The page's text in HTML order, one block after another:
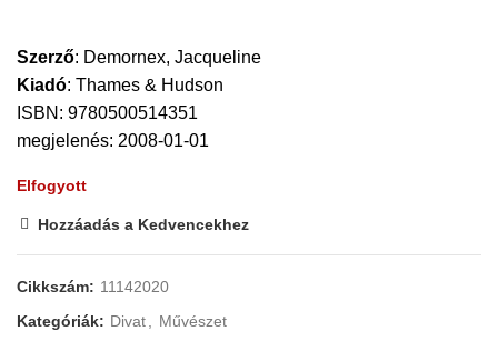
Szerző: Demornex, Jacqueline
Kiadó: Thames & Hudson
ISBN: 9780500514351
megjelenés: 2008-01-01
Elfogyott
Hozzáadás a Kedvencekhez
Cikkszám: 11142020
Kategóriák: Divat, Művészet